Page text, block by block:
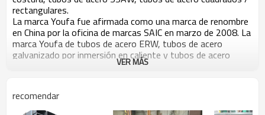
rectangulares.
La marca Youfa fue afirmada como una marca de renombre
en China por la oficina de marcas SAIC en marzo de 2008. La
marca Youfa de tubos de acero ERW, tubos de acero
galvanizado por inmersión en caliente y tubos de acero
SSAW ha sido galardonada por Tianjin como "producto de
sido calificado como las 500 mejores empresas de China en
la misma industria, y como las 500 principales empresas
VER MÁS
recomendar